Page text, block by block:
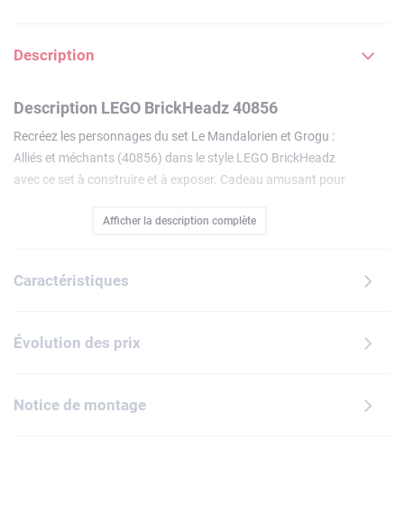
Description
Description LEGO BrickHeadz 40856
Recréez les personnages du set Le Mandalorien et Grogu :
Alliés et méchants (40856) dans le style LEGO BrickHeadz
avec ce set à construire et à exposer. Cadeau amusant pour
Mandalorien,de Grogu, de la Colonelle Ward, d'un
Wars : Le Mandalorien et Grogu. Construisez Mando et
équipements de forgeron de droïdes, et plus encore pour
créer une décoration Star Wars spectaculaire. Contient 661
Afficher la description complète
Caractéristiques
Évolution des prix
Notice de montage